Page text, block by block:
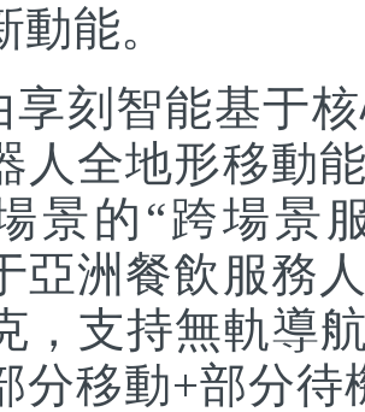
能。
享刻智能基于
人全地形移動
景的“跨場景
亞洲餐飲服務
，支持無軌導
分移動+部分待